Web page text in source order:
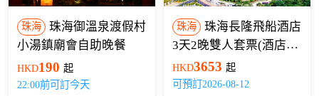
珠海
珠海御溫泉渡假村
小湯鎮廟會自助晚餐
HKD190 起
22:00前可訂今天
珠海
珠海長隆飛船酒店
3天2晚雙人套票(酒店
+海洋王國+飛船樂園
+長隆秀)
HKD3653 起
可預訂2026-08-12